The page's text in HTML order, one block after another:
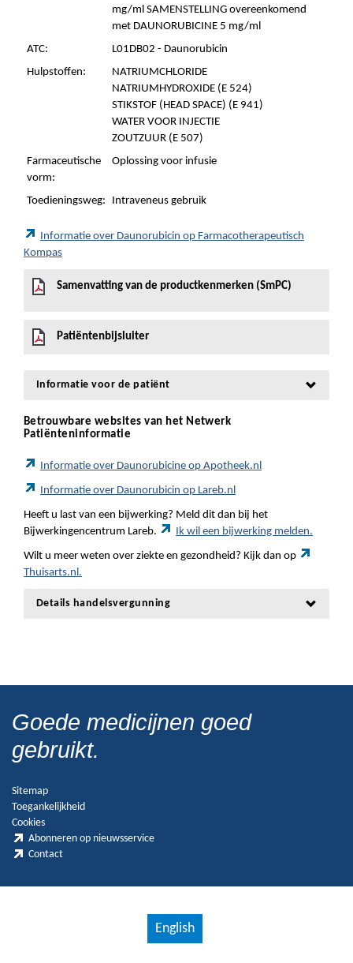
mg/ml SAMENSTELLING overeenkomend
met DAUNORUBICINE 5 mg/ml
ATC:
L01DB02 - Daunorubicin
Hulpstoffen:
NATRIUMCHLORIDE
NATRIUMHYDROXIDE (E 524)
STIKSTOF (HEAD SPACE) (E 941)
WATER VOOR INJECTIE
ZOUTZUUR (E 507)
Farmaceutische
vorm:
Oplossing voor infusie
Toedieningsweg: Intraveneus gebruik
Informatie over Daunorubicin op Farmacotherapeutisch
Kompas
Samenvatting van de productkenmerken (SmPC)
Patiëntenbijsluiter
Informatie voor de patiënt
Betrouwbare websites van het Netwerk
Patiënteninformatie
Informatie over Daunorubicine op Apotheek.nl
Informatie over Daunorubicin op Lareb.nl
Heeft u last van een bijwerking? Meld dit dan bij het
Bijwerkingencentrum Lareb.
Ik wil een bijwerking melden.
Wilt u meer weten over ziekte en gezondheid? Kijk dan op
Thuisarts.nl.
Details handelsvergunning
Goede medicijnen goed
gebruikt.
Sitemap
Toegankelijkheid
Cookies
Abonneren op nieuwsservice
Contact
English